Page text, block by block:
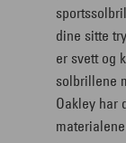
dine sitte
er svett og
solbrillene
Oakley har